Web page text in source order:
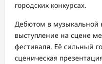
городских конкурсах.
Дебютом в музыкальной
выступление на сцене
фестиваля. Её сильный
сценическая